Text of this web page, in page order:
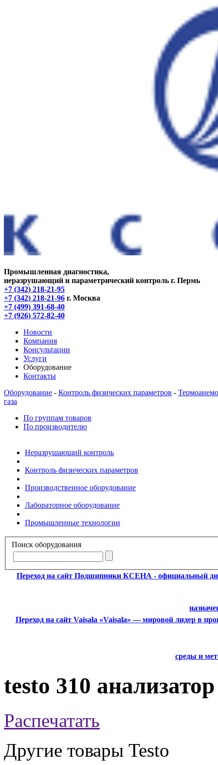
Промышленная диагностика,
неразрушающий и параметрический контроль г. Пермь
+7 (342) 218-21-95
+7 (342) 218-21-96 г. Москва
+7 (499) 391-68-40
+7 (926) 572-82-40
Новости
Компания
Консультации
Услуги
Оборудование
Контакты
Оборудование - Контроль физических параметров -
газа
По группам товаров
По производителю
Неразрушающий контроль
Контроль физических параметров
Производственное оборудование
Лабораторное оборудование
Промышленные технологии
Поиск оборудования
Переход на сайт Подшипники КСЕНА - официальный
Переход на сайт Vaisala «Vaisala» — мировой лидер в
среды и
testo 310
Распечатать
Другие товары Testo